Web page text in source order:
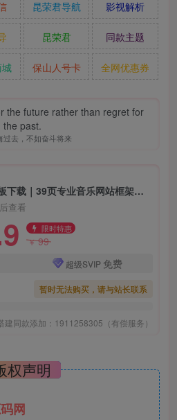
昆荣君导航 影视解析
昆荣君 同款主题
保山人号卡 全网优惠券
the future rather than regret for
the past.
过去，不如奋斗将来
Musik音乐社区整套UI模板下载｜39页专业音乐网站框架｜保山人源码网
查看
限时特惠
￥99
超级SVIP 免费
暂时无法购买，请与站长联系
建同款添加：1911258305（有偿服务）
权声明
网